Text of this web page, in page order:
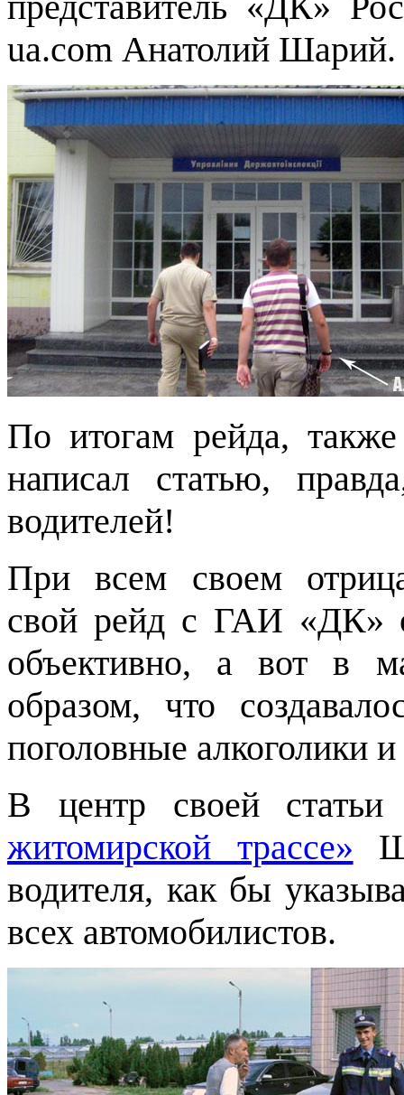
ua.com Анатолий Шарий.
По итогам рейда,
написал статью,
водителей!
При всем своем
свой рейд с ГАИ «ДК»
объективно, а вот в
образом, что
поголовные алкоголики
В центр своей
житомирской трассе»
водителя, как бы
всех автомобилистов.